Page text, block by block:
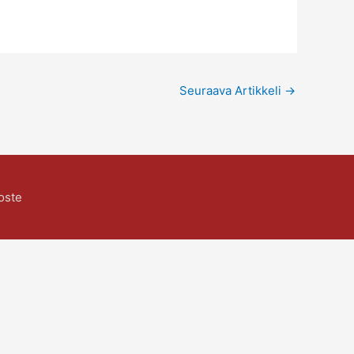
Seuraava Artikkeli →